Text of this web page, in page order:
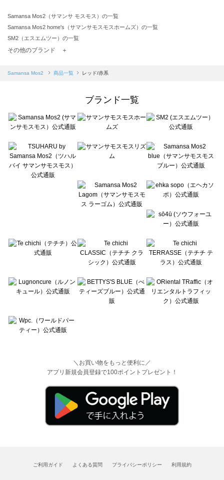
Samansa Mos2（サマンサ モスモス）の一覧
Samansa Mos2 home's（サマンサモスモスホームズ）の一覧
SM2（エスエムツー）の一覧
TSUHARU by Samansa Mos2（ツハルバイサマンサモスモス）の一覧
Samansa Mos2 blue（サマンサモスモス ブルー）の一覧
Te chichi（テチチ）の一覧
Te chichi CLASSIC（テチチ クラシック）の一覧
Lugnoncure（ルノンキュール）の一覧
BETTY'S BLUE（べティーズブルー）の一覧
Wpc.（ワールドパーティー）の一覧
その他のブランド ＋
Samansa Mos2 商品一覧 レッド/赤系
ブランド一覧
＼お買い物をもっと便利に／
アプリ新規会員登録で100ポイントプレゼント！
ご利用ガイド よくある質問 プライバシーポリシー 利用規約